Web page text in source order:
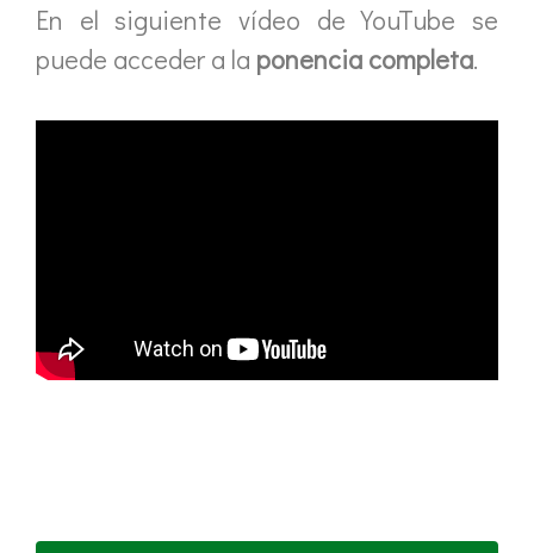
En el siguiente vídeo de YouTube se
puede acceder a la ponencia completa.